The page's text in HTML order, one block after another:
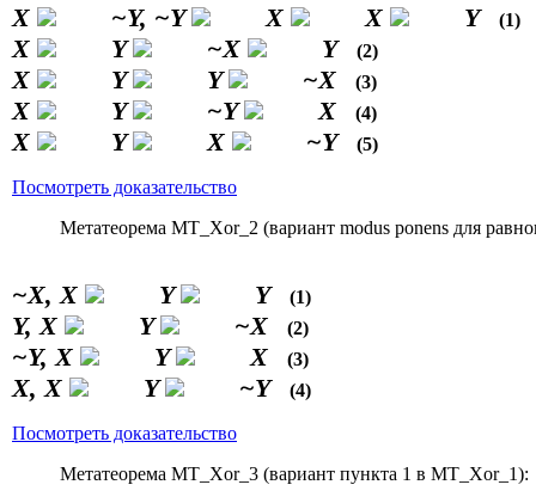
X ~Y, ~Y X X Y (1)
X Y ~X Y (2)
X Y Y ~X (3)
X Y ~Y X (4)
X Y X ~Y (5)
Посмотреть доказательство
Метатеорема MT_Xor_2 (вариант modus ponens для
~X, X Y Y (1)
Y, X Y ~X (2)
~Y, X Y X (3)
X, X Y ~Y (4)
Посмотреть доказательство
Метатеорема MT_Xor_3 (вариант пункта 1 в MT_Xor_1):